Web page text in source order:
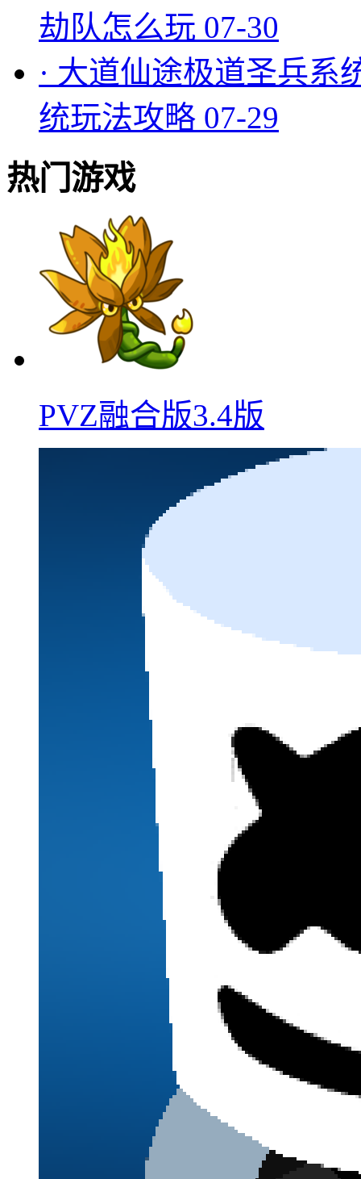
劫队怎么玩 07-30
· 大道仙途极道圣兵系
统玩法攻略 07-29
热门游戏
PVZ融合版3.4版